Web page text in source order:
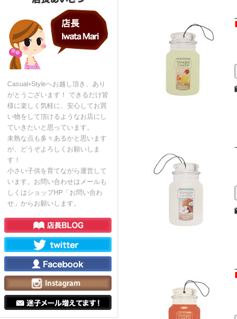
Casual+Styleへお越し頂き、あり
がとうございます！ できるだけ皆
様に楽しく気軽に、安心してお買
い物をして頂けるようなお店にし
ていきたいと思っています。
未熟な点も多々あるかと思います
が、どうぞよろしくお願いしま
す！
小さい子供を育てながら運営して
います。お問い合わせはメールも
しくはショップHP「お問い合わ
せ」からお願いします。